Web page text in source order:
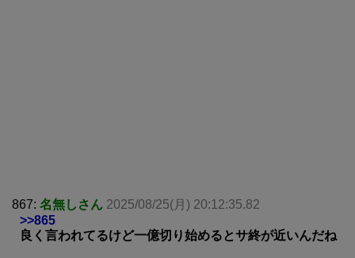
867: 名無しさん 2025/08/25(月) 20:12:35.82
>>865
良く言われてるけど一億切り始めるとサ終が近いんだね